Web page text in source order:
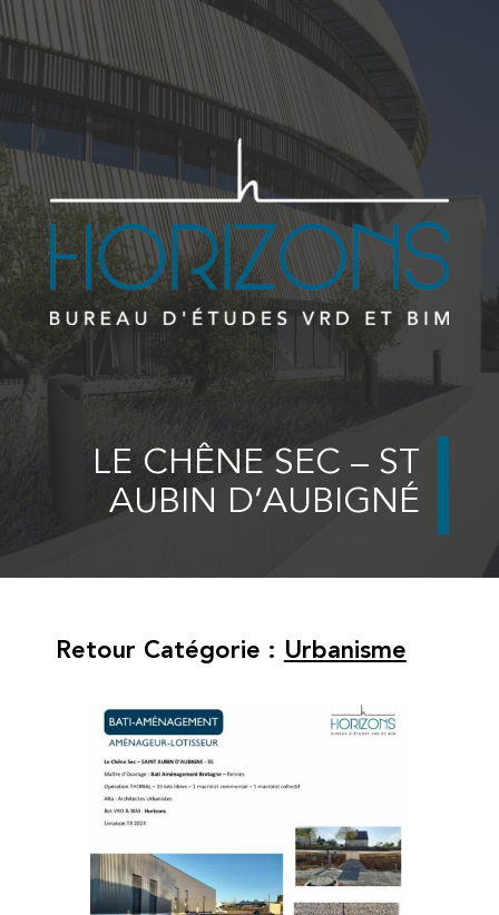
LE CHÊNE SEC – ST
AUBIN D’AUBIGNÉ
Retour Catégorie : Urbanisme